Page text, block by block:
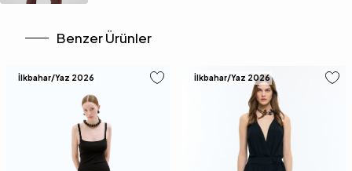
Benzer Ürünler
İlkbahar/Yaz 2026 İlkbahar/Yaz 2026